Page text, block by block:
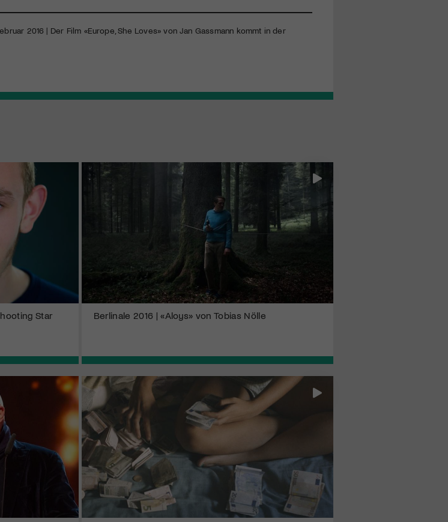
2016 | Der Film «Europe, She Loves» von Jan Gassmann kommt in der
Star
Berlinale 2016 | «Aloys» von Tobias Nölle